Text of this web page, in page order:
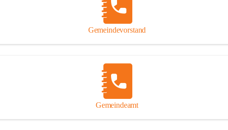
Gemeindevorstand
Gemeindeamt